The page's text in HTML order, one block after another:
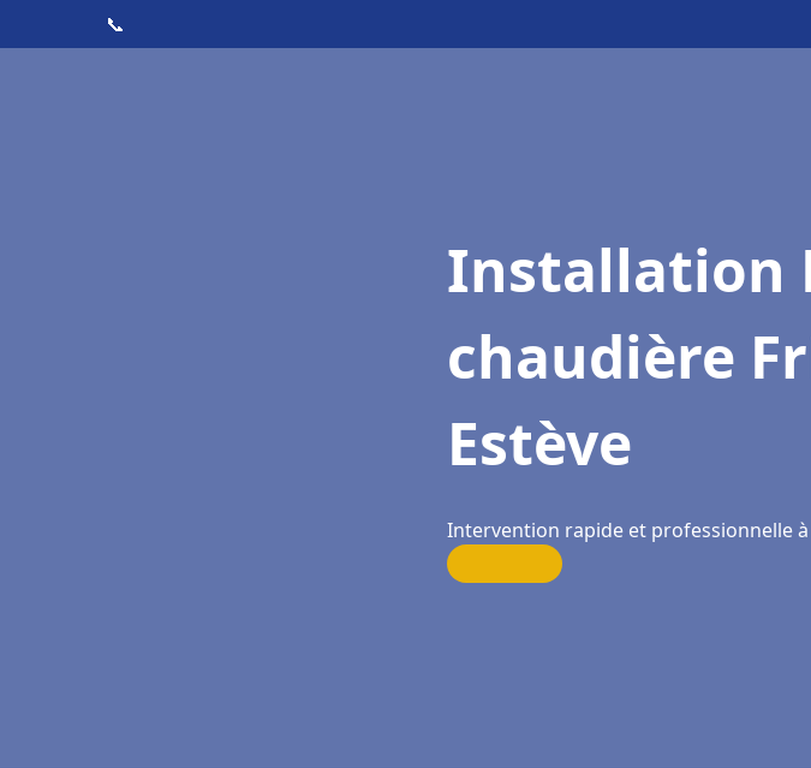
📞
Installation
chaudière
Estève
Intervention rapide et professionnelle à